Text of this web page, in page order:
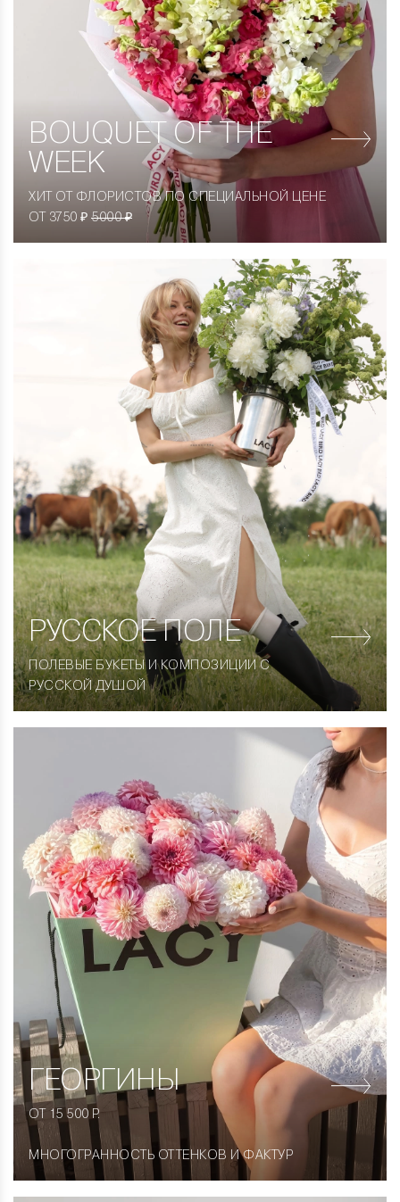
BOUQUET OF THE
WEEK
ХИТ ОТ ФЛОРИСТОВ ПО СПЕЦИАЛЬНОЙ ЦЕНЕ
ОТ 3750 ₽ 5000 ₽
РУССКОЕ ПОЛЕ
ПОЛЕВЫЕ БУКЕТЫ И КОМПОЗИЦИИ С
РУССКОЙ ДУШОЙ
ГЕОРГИНЫ
ОТ 15 500 Р.
МНОГОГРАННОСТЬ ОТТЕНКОВ И ФАКТУР